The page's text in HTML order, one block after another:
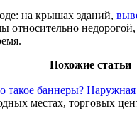
на крышах зданий,
Похожие статьи
такое баннеры?
местах, торговых